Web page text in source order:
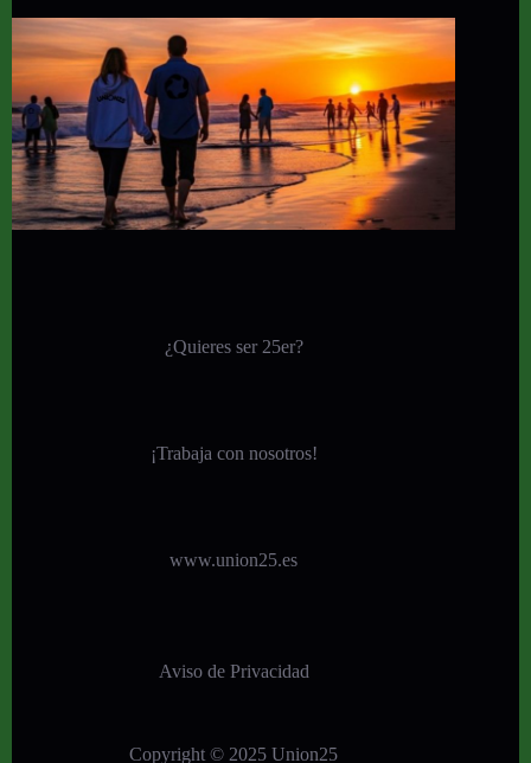
¿Quieres ser 25er?
¡Trabaja con nosotros!
www.union25.es
Aviso de Privacidad
Copyright © 2025 Union25